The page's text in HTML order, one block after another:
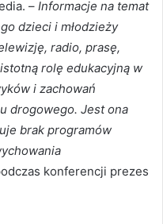
– Informacje na temat
dzieci i młodzieży
radio, prasę,
rolę edukacyjną w
i zachowań
drogowego. Jest ona
brak programów
konferencji prezes